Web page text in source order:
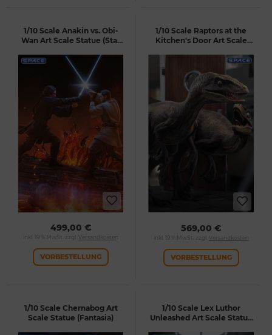
1/10 Scale Anakin vs. Obi-
Wan Art Scale Statue (Star
499,00 €
inkl. 19 % MwSt. zzgl. Versandkosten
VORBESTELLUNG
1/10 Scale Raptors at the
Kitchen's Door Art Scale
569,00 €
inkl. 19 % MwSt. zzgl. Versandkosten
VORBESTELLUNG
1/10 Scale Chernabog Art
Scale Statue (Fantasia)
1/10 Scale Lex Luthor
Unleashed Art Scale Statue